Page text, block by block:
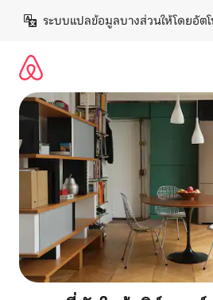
เนื้อหา
ระบบแปลข้อมูลบางส่วนให้โดยอัต